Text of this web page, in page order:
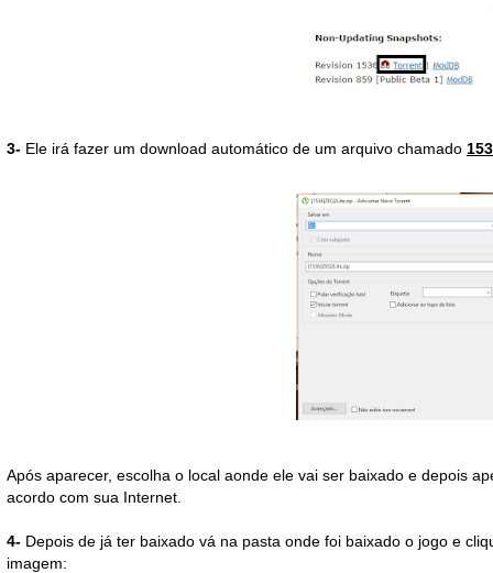
3- Ele irá fazer um download automático de um arquivo chamado
Após aparecer, escolha o local aonde ele vai ser baixado e depois
acordo com sua Internet.
4- Depois de já ter baixado vá na pasta onde foi baixado o jogo e
imagem: